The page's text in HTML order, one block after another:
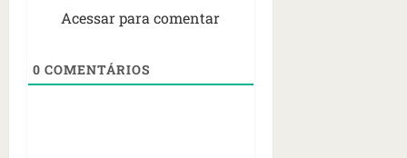
Acessar para comentar
0 COMENTÁRIOS